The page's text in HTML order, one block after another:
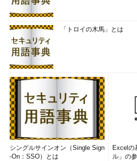
「トロイの木馬」とは
シングルサインオン（Single Sign
-On：SSO）とは
Excelの
ル」の